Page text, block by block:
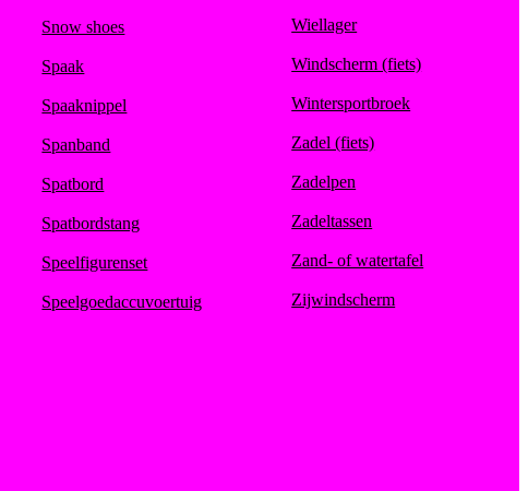
Snow shoes
Spaak
Spaaknippel
Spanband
Spatbord
Spatbordstang
Speelfigurenset
Speelgoedaccuvoertuig
Wiellager
Windscherm (fiets)
Wintersportbroek
Zadel (fiets)
Zadelpen
Zadeltassen
Zand- of watertafel
Zijwindscherm